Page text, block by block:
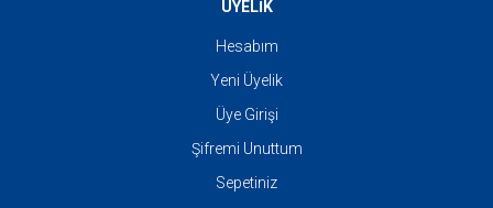
ÜYELİK
Hesabım
Yeni Üyelik
Üye Girişi
Şifremi Unuttum
Sepetiniz